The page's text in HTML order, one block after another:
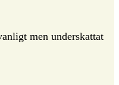
men underskattat